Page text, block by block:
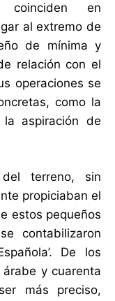
coinciden en
al extremo de
de mínima y
relación con el
operaciones se
como la
aspiración de
del terreno, sin
propiciaban el
estos pequeños
contabilizaron
De los
y cuarenta
más preciso,